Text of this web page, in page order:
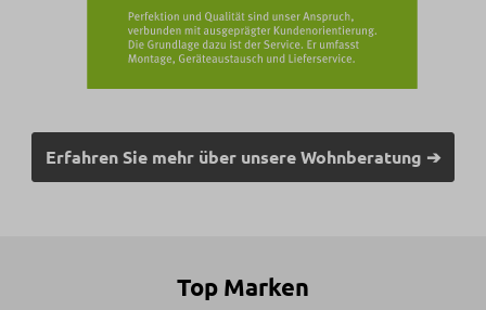
Erfahren Sie mehr über unsere Wohnberatung ➔
Top Marken